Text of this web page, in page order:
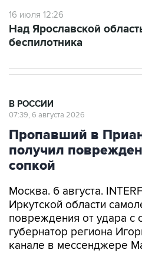
16 июля 12:26
Над Ярославской
беспилотника
В РОССИИ
07:39, 6 августа 2026
Пропавший в
получил
сопкой
Москва. 6 августа.
Иркутской области
повреждения от удара с
губернатор региона
канале в мессенджере